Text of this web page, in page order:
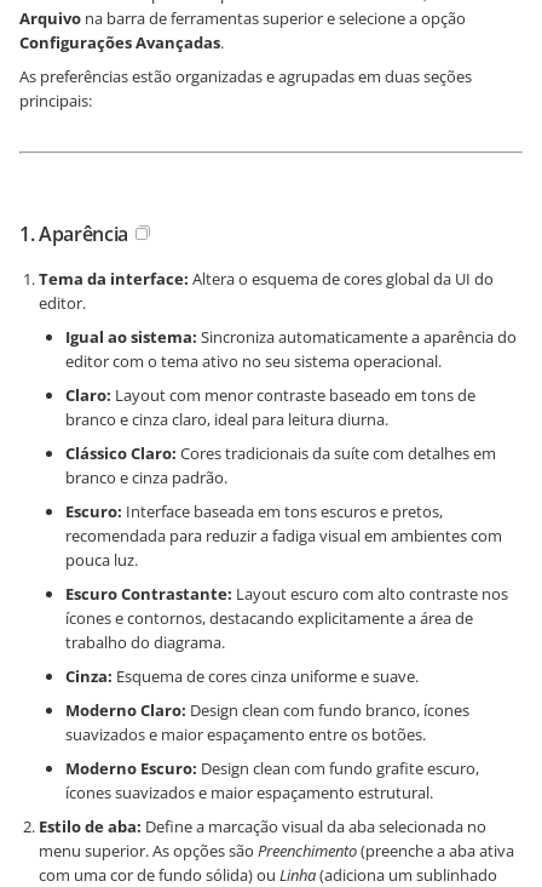
Arquivo na barra de ferramentas superior e selecione a opção
Configurações Avançadas.
As preferências estão organizadas e agrupadas em duas seções
principais:
1. Aparência
Tema da interface: Altera o esquema de cores global da UI do
editor.
Igual ao sistema: Sincroniza automaticamente a aparência do
editor com o tema ativo no seu sistema operacional.
Claro: Layout com menor contraste baseado em tons de
branco e cinza claro, ideal para leitura diurna.
Clássico Claro: Cores tradicionais da suíte com detalhes em
branco e cinza padrão.
Escuro: Interface baseada em tons escuros e pretos,
recomendada para reduzir a fadiga visual em ambientes com
pouca luz.
Escuro Contrastante: Layout escuro com alto contraste nos
ícones e contornos, destacando explicitamente a área de
trabalho do diagrama.
Cinza: Esquema de cores cinza uniforme e suave.
Moderno Claro: Design clean com fundo branco, ícones
suavizados e maior espaçamento entre os botões.
Moderno Escuro: Design clean com fundo grafite escuro,
ícones suavizados e maior espaçamento estrutural.
Estilo de aba: Define a marcação visual da aba selecionada no
menu superior. As opções são Preenchimento(preenche a aba ativa
com uma cor de fundo sólida) ou Linha(adiciona um sublinhado